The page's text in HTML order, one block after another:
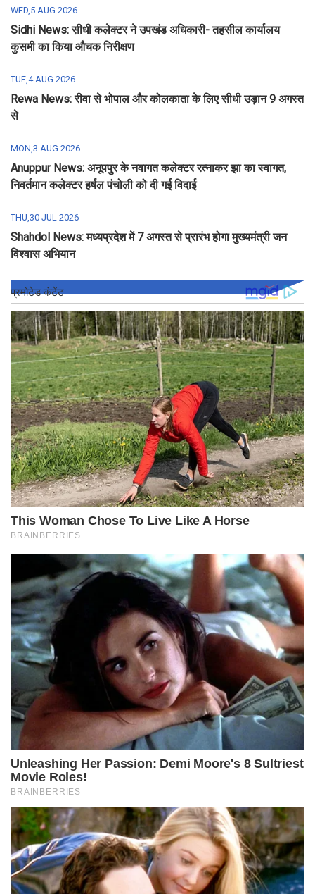
WED,5 AUG 2026
Sidhi News: सीधी कलेक्टर ने उपखंड अधिकारी- तहसील कार्यालय
कुसमी का किया औचक निरीक्षण
TUE,4 AUG 2026
Rewa News: रीवा से भोपाल और कोलकाता के लिए सीधी उड़ान 9 अगस्त
से
MON,3 AUG 2026
Anuppur News: अनूपपुर के नवागत कलेक्टर रत्नाकर झा का स्वागत,
निवर्तमान कलेक्टर हर्षल पंचोली को दी गई विदाई
THU,30 JUL 2026
Shahdol News: मध्यप्रदेश में 7 अगस्त से प्रारंभ होगा मुख्यमंत्री जन
विश्वास अभियान